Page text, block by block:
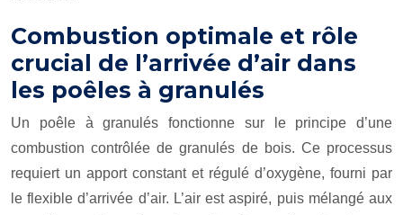
Combustion optimale et rôle
crucial de l’arrivée d’air dans
les poêles à granulés
Un poêle à granulés fonctionne sur le principe d’une
combustion contrôlée de granulés de bois. Ce processus
requiert un apport constant et régulé d’oxygène, fourni par
le flexible d’arrivée d’air. L’air est aspiré, puis mélangé aux